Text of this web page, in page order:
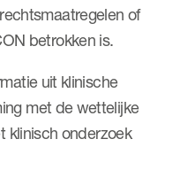
of
betrokken is.
uit klinische
met de wettelijke
klinisch onderzoek